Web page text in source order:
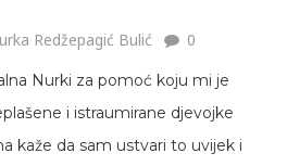
Redžepagić Bulić 0
Nurki za pomoć koju mi je
i istraumirane djevojke
kaže da sam ustvari to uvijek i